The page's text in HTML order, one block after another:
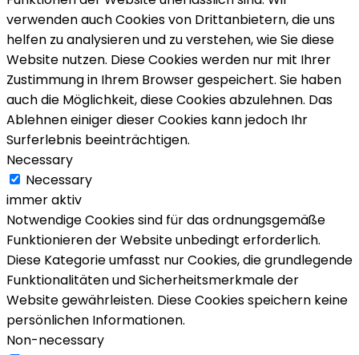
verwenden auch Cookies von Drittanbietern, die uns
helfen zu analysieren und zu verstehen, wie Sie diese
Website nutzen. Diese Cookies werden nur mit Ihrer
Zustimmung in Ihrem Browser gespeichert. Sie haben
auch die Möglichkeit, diese Cookies abzulehnen. Das
Ablehnen einiger dieser Cookies kann jedoch Ihr
Surferlebnis beeinträchtigen.
Necessary
Necessary
immer aktiv
Notwendige Cookies sind für das ordnungsgemäße
Funktionieren der Website unbedingt erforderlich.
Diese Kategorie umfasst nur Cookies, die grundlegende
Funktionalitäten und Sicherheitsmerkmale der
Website gewährleisten. Diese Cookies speichern keine
persönlichen Informationen.
Non-necessary